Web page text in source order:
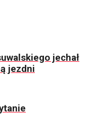
jechał
jezdni